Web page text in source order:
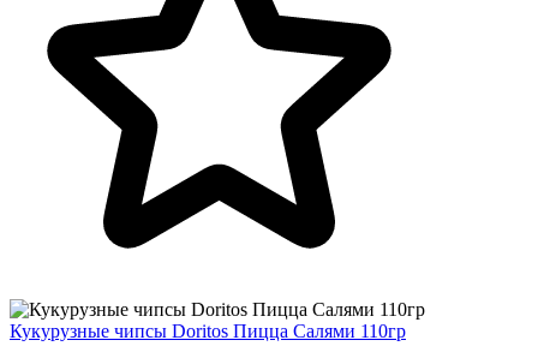
Кукурузные чипсы Doritos Пицца Салями 110гр